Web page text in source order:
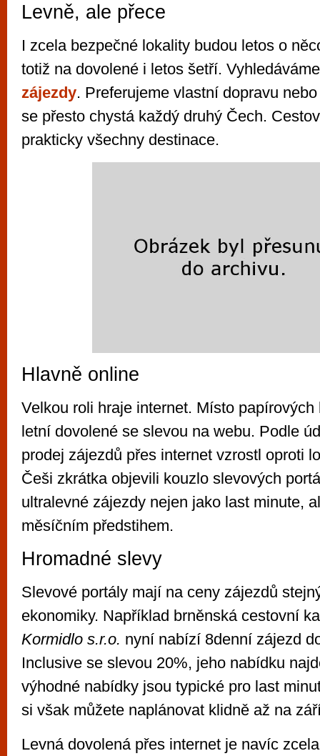
Levně, ale přece
I zcela bezpečné lokality budou letos o
totiž na dovolené i letos šetří.
zájezdy. Preferujeme vlastní dopravu
se přesto chystá každý druhý Čech.
prakticky všechny destinace.
Hlavně online
Velkou roli hraje internet. Místo papírových
letní dovolené se slevou na webu. Podle
prodej zájezdů přes internet vzrostl oproti
Češi zkrátka objevili kouzlo slevových
ultralevné zájezdy nejen jako last minute,
měsíčním předstihem.
Hromadné slevy
Slevové portály mají na ceny zájezdů
ekonomiky. Například brněnská cestovní
Kormidlo s.r.o. nyní nabízí 8denní zájezd
Inclusive se slevou 20%, jeho nabídku
výhodné nabídky jsou typické pro last
si však můžete naplánovat klidně až na
Levná dovolená přes internet je navíc